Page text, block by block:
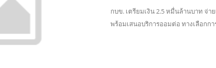
กบข. เตรียมเงิน 2.5 หมื่นล้านบาท จ่
พร้อมเสนอบริการออมต่อ ทางเลือกก